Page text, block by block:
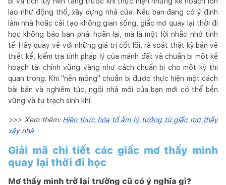
lao như động thổ, xây dựng nhà cửa. Nếu bạn đang có ý định
làm nhà hoặc cải tạo không gian sống, giấc mơ quay lại thời đi
học không bảo bạn phải hoãn lại, mà là một lời nhắc nhở tinh
tế: Hãy quay về với những giá trị cốt lõi, rà soát thật kỹ bản vẽ
thiết kế, kiểm tra tính pháp lý của mảnh đất và chuẩn bị một kế
hoạch tài chính vững vàng như cách chuẩn bị cho một kỳ thi
quan trọng. Khi "nền móng" chuẩn bị được thực hiện một cách
bài bản và nghiêm túc, ngôi nhà mới của bạn mới có thể bền
vững và tụ trạch sinh khí.
>>> Xem thêm: Hiện thực hóa tổ ấm lý tưởng từ giấc mơ thấy
xây nhà
Giải mã chi tiết các giấc mơ thấy mình
quay lại thời đi học
Mơ thấy mình trở lại trường cũ có ý nghĩa gì?